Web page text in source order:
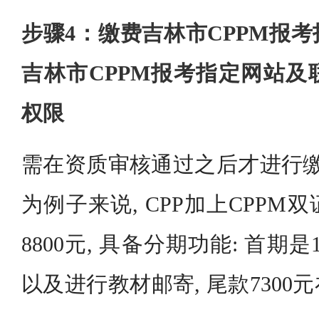
步骤4：缴费吉林市CPPM报
吉林市CPPM报考指定网站及
权限
需在资质审核通过之后才进行
为例子来说, CPP加上CPPM
8800元, 具备分期功能: 首期是
以及进行教材邮寄, 尾款7300